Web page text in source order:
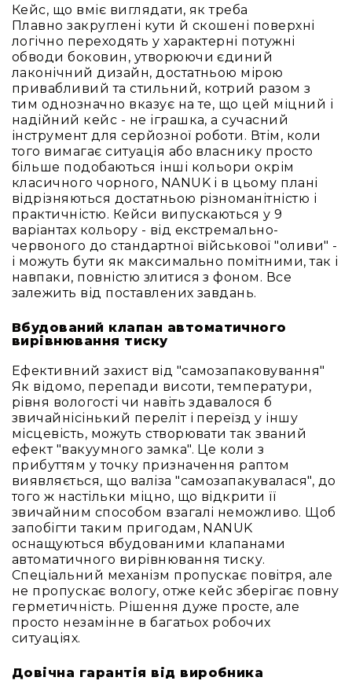
неба
Для
занурення
Ефекти
Стробоскопи
Лазери
Конфетті
машини
Генератори
диму/
туману
Генератори
снігу
Генератори
піни
вогню
Генератори
мильних
бульбашок
Рідина
для
генераторів
Управління
світлом
DMX-
інтерфейси
DMX
контролери
Приймально-
передавачі
DMX
Диммерні
розподільники
Кейс, що вміє виглядати, як треба
Плавно закруглені кути й скошені поверхні
логічно переходять у характерні потужні
обводи боковин, утворюючи єдиний
лаконічний дизайн, достатньою мірою
привабливий та стильний, котрий разом з
тим однозначно вказує на те, що цей міцний і
надійний кейс - не іграшка, а сучасний
інструмент для серйозної роботи. Втім, коли
того вимагає ситуація або власнику просто
більше подобаються інші кольори окрім
класичного чорного, NANUK і в цьому плані
відрізняються достатньою різноманітністю і
практичністю. Кейси випускаються у 9
варіантах кольору - від екстремально-
червоного до стандартної військової "оливи" -
і можуть бути як максимально помітними, так і
навпаки, повністю злитися з фоном. Все
залежить від поставлених завдань.
Вбудований клапан автоматичного
вирівнювання тиску
Ефективний захист від "самозапаковування"
Як відомо, перепади висоти, температури,
рівня вологості чи навіть здавалося б
звичайнісінький переліт і переїзд у іншу
місцевість, можуть створювати так званий
ефект "вакуумного замка". Це коли з
прибуттям у точку призначення раптом
виявляється, що валіза "самозапакувалася", до
того ж настільки міцно, що відкрити її
звичайним способом взагалі неможливо. Щоб
запобігти таким пригодам, NANUK
оснащуються вбудованими клапанами
автоматичного вирівнювання тиску.
Спеціальний механізм пропускає повітря, але
не пропускає вологу, отже кейс зберігає повну
герметичність. Рішення дуже просте, але
просто незамінне в багатьох робочих
ситуаціях.
Довічна гарантія від виробника